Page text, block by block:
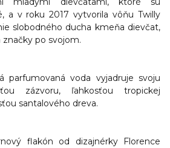
a v roku 2017 vytvorila vôňu Twilly
slobodného ducha kmeňa dievčat,
značky po svojom.
parfumovaná voda vyjadruje svoju
zázvoru, ľahkosťou tropickej
santalového dreva.
flakón od dizajnérky Florence